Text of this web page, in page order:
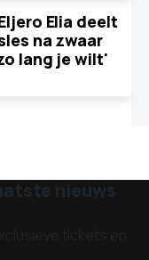
Elia deelt
na zwaar
lang je wilt'
nieuws
tickets en